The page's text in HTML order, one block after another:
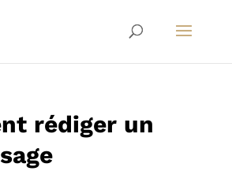
rédiger un